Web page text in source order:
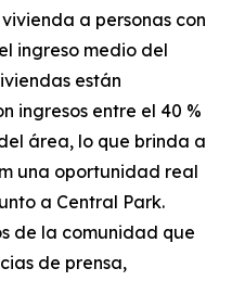
a personas con
ingreso medio del
están
ingresos entre el 40 %
área, lo que brinda a
una oportunidad real
a Central Park.
de la comunidad que
de prensa,